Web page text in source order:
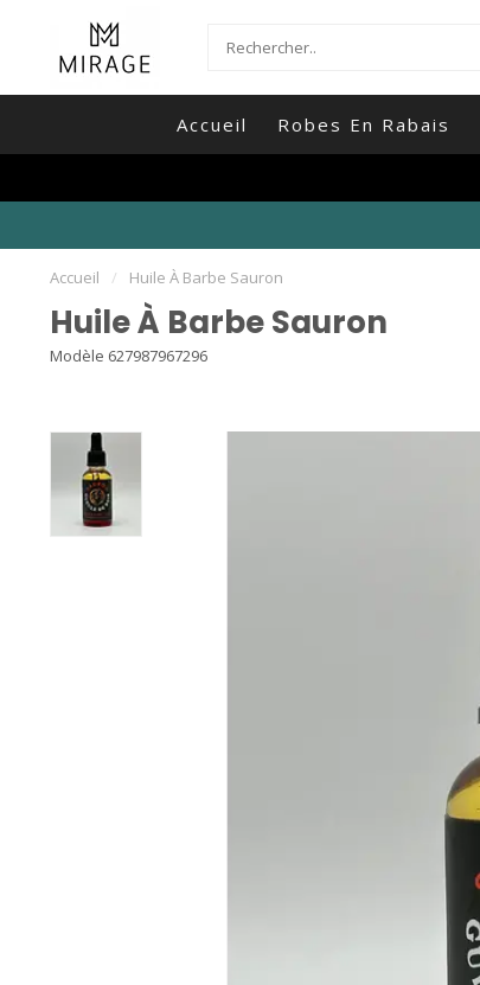
Accueil Robes En Rabais
Accueil / Huile À Barbe Sauron
Huile À Barbe Sauron
Modèle 627987967296